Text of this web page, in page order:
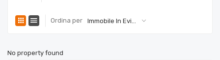
Ordina per
No property found